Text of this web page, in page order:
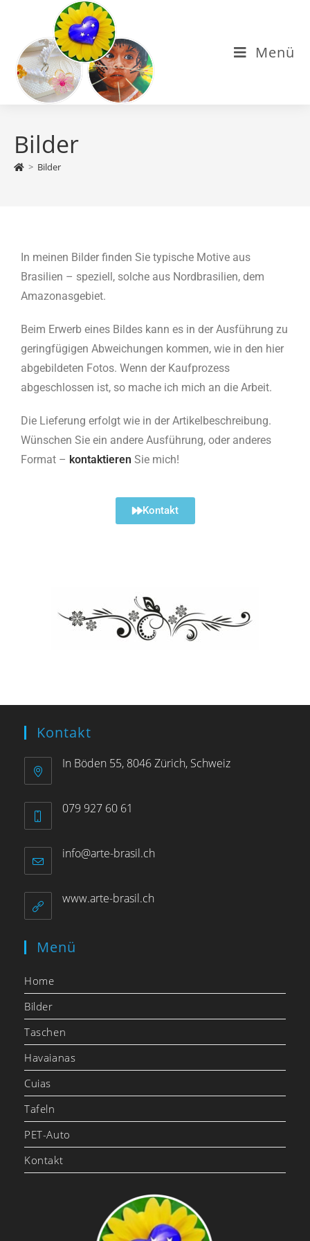
Menü
Bilder
> Bilder
In meinen Bilder finden Sie typische Motive aus
Brasilien – speziell, solche aus Nordbrasilien, dem
Amazonasgebiet.
Beim Erwerb eines Bildes kann es in der Ausführung zu
geringfügigen Abweichungen kommen, wie in den hier
abgebildeten Fotos. Wenn der Kaufprozess
abgeschlossen ist, so mache ich mich an die Arbeit.
Die Lieferung erfolgt wie in der Artikelbeschreibung.
Wünschen Sie ein andere Ausführung, oder anderes
Format – kontaktieren Sie mich!
Kontakt
Kontakt
In Böden 55, 8046 Zürich, Schweiz
079 927 60 61
info@arte-brasil.ch
www.arte-brasil.ch
Menü
Home
Bilder
Taschen
Havaianas
Cuias
Tafeln
PET-Auto
Kontakt